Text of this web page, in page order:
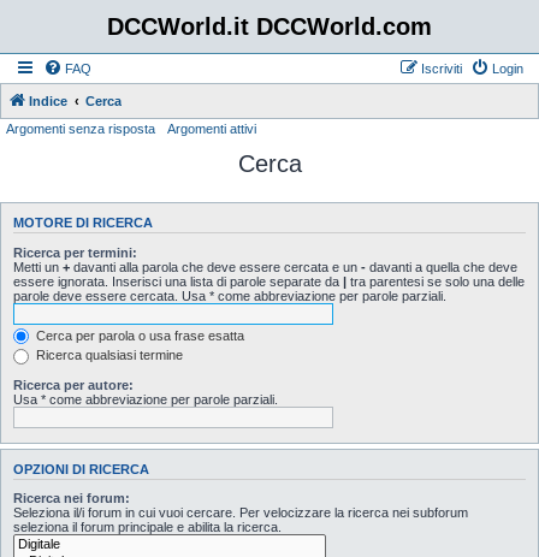
DCCWorld.it DCCWorld.com
FAQ Login
Iscriviti
Indice
Cerca
Argomenti senza risposta
Argomenti attivi
Cerca
MOTORE DI RICERCA
Ricerca per termini:
Metti un + davanti alla parola che deve essere cercata e un - davanti a quella che deve
essere ignorata. Inserisci una lista di parole separate da | tra parentesi se solo una delle
parole deve essere cercata. Usa * come abbreviazione per parole parziali.
Cerca per parola o usa frase esatta
Ricerca qualsiasi termine
Ricerca per autore:
Usa * come abbreviazione per parole parziali.
OPZIONI DI RICERCA
Ricerca nei forum:
Seleziona il/i forum in cui vuoi cercare. Per velocizzare la ricerca nei subforum
seleziona il forum principale e abilita la ricerca.